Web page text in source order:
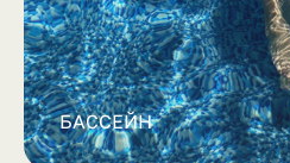
БАССЕЙН